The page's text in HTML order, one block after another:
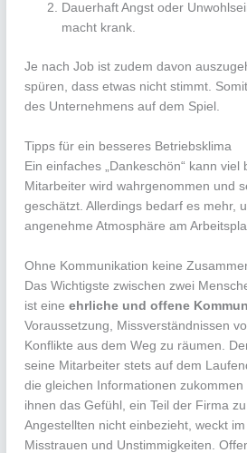
Dauerhaft Angst oder
macht krank.
Je nach Job ist zudem davon
spüren, dass etwas nicht stimmt.
des Unternehmens auf dem Spiel.
Tipps für ein besseres Betriebsklima
Ein einfaches „Dankeschön“ kann viel
Mitarbeiter wird wahrgenommen und
geschätzt. Allerdings bedarf es mehr,
angenehme Atmosphäre am
Ohne Kommunikation keine
Das Wichtigste zwischen zwei
ist eineehrliche und offene
Voraussetzung, Missverständnissen
Konflikte aus dem Weg zu räumen.
seine Mitarbeiter stets auf dem
die gleichen Informationen
ihnen das Gefühl, ein Teil der Firma
Angestellten nicht einbezieht, weckt
Misstrauen und Unstimmigkeiten.